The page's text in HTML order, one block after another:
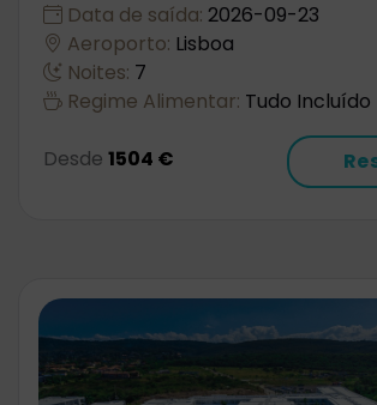
Data de saída: 2026-09-23
Aeroporto: Lisboa
Noites: 7
Regime Alimentar: Tudo Incluído
Desde 1504 €